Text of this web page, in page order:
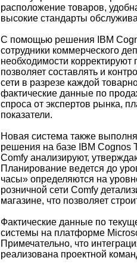
расположение товаров,
высокие стандарты
С помощью решения IBM
сотрудники коммерческого
необходимости
позволяет составлять и
сети в разрезе каждой
фактические данные по
спроса от экспертов рынка,
показатели.
Новая система также
решения на базе IBM Cognos
Comfy анализируют,
Планирование ведется до
часы» определяются на
розничной сети Comfy
магазине, что позволяет
Фактические данные по
системы на платформе
Примечательно, что
реализована проектной